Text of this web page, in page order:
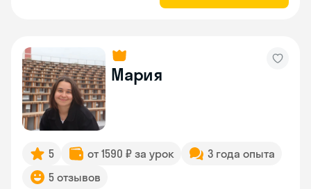
Мария
5 от 1590 ₽ за урок
3 года опыта
5 отзывов